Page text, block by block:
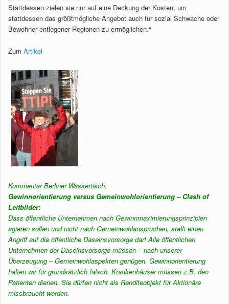
Stattdessen zielen sie nur auf eine Deckung der Kosten, um
stattdessen das größtmögliche Angebot auch für sozial Schwache oder
Bewohner entlegener Regionen zu ermöglichen.“
Zum Artikel
Kommentar Berliner Wassertisch:
Gewinnorientierung versus Gemeinwohlorientierung – Clash of
Leitbilder:
Dass öffentliche Unternehmen nach Gewinnmaximierungsprinzipien
agieren sollen und nicht nach Gemeinwohlansprüchen, stellt einen
Angriff auf die öffentliche Daseinsvorsorge dar! Alle öffentlichen
Unternehmen der Daseinsvorsorge müssen – nach unserer
Überzeugung – Gemeinwohlaspekten genügen. Gewinnorientierung
halten wir für grundsätzlich falsch. Krankenhäuser müssen z.B. den
Patienten dienen. Sie dürfen nicht als Renditeobjekt für Aktionäre
missbraucht werden.